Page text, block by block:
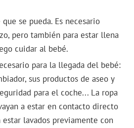
se pueda. Es necesario
pero también para estar llena
cuidar al bebé.
para la llegada del bebé:
sus productos de aseo y
para el coche... La ropa
a estar en contacto directo
lavados previamente con